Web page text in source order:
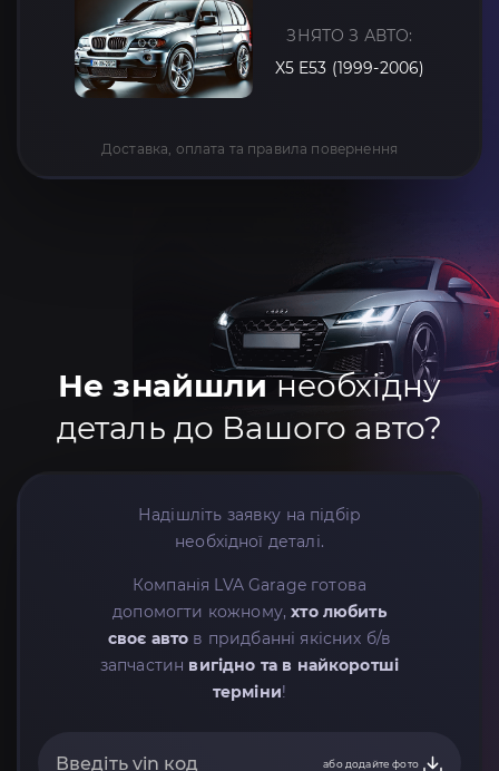
ЗНЯТО З АВТО:
X5 E53 (1999-2006)
Доставка, оплата та правила повернення
Не знайшлинеобхідну
деталь до Вашого авто?
Надішліть заявку на підбір
необхідної деталі.
Компанія LVA Garage готова
допомогти кожному,хто любить
своє авто в придбанні якісних б/в
запчастин вигідно та в найкоротші
терміни!
або додайте фото